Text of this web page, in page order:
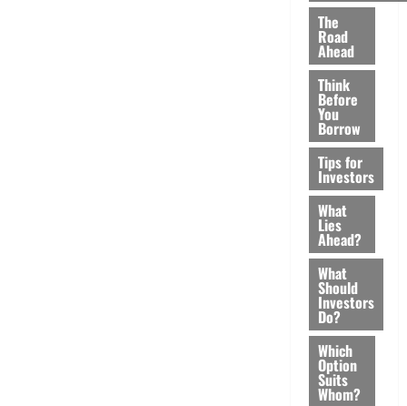
The
Road
Ahead
Think
Before
You
Borrow
Tips for
Investors
What
Lies
Ahead?
What
Should
Investors
Do?
Which
Option
Suits
Whom?